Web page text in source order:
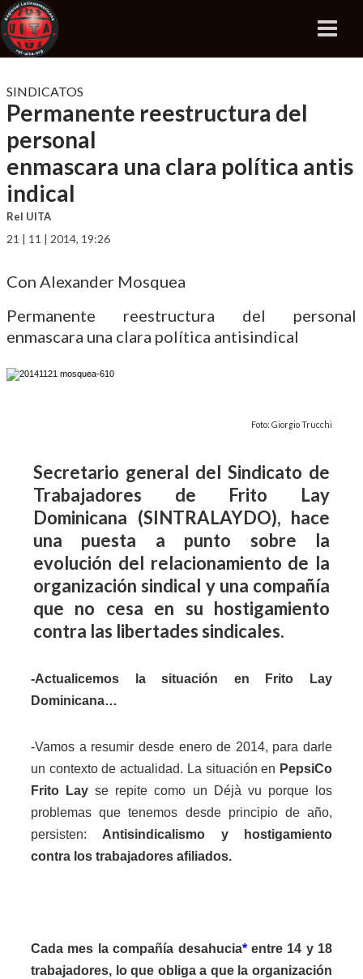
SINDICATOS
Permanente reestructura del
personal
enmascara una clara política antis
indical
Rel UITA
21 | 11 | 2014, 19:26
Con Alexander Mosquea
Permanente reestructura del personal
enmascara una clara política antisindical
Foto: Giorgio Trucchi
Secretario general del Sindicato de
Trabajadores de Frito Lay
Dominicana (SINTRALAYDO), hace
una puesta a punto sobre la
evolución del relacionamiento de la
organización sindical y una compañía
que no cesa en su hostigamiento
contra las libertades sindicales.
-Actualicemos la situación en Frito Lay
Dominicana…
-Vamos a resumir desde enero de 2014, para darle
un contexto de actualidad. La situación en PepsiCo
Frito Lay se repite como un Déjà vu porque los
problemas que tenemos desde principio de año,
persisten: Antisindicalismo y hostigamiento
contra los trabajadores afiliados.
Cada mes la compañía desahucia*entre 14 y 18
trabajadores, lo que obliga a que la organización